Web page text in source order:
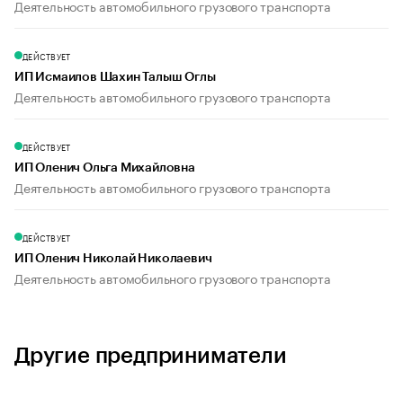
Деятельность автомобильного грузового транспорта
ДЕЙСТВУЕТ
ИП Исмаилов Шахин Талыш Оглы
Деятельность автомобильного грузового транспорта
ДЕЙСТВУЕТ
ИП Оленич Ольга Михайловна
Деятельность автомобильного грузового транспорта
ДЕЙСТВУЕТ
ИП Оленич Николай Николаевич
Деятельность автомобильного грузового транспорта
Другие предприниматели